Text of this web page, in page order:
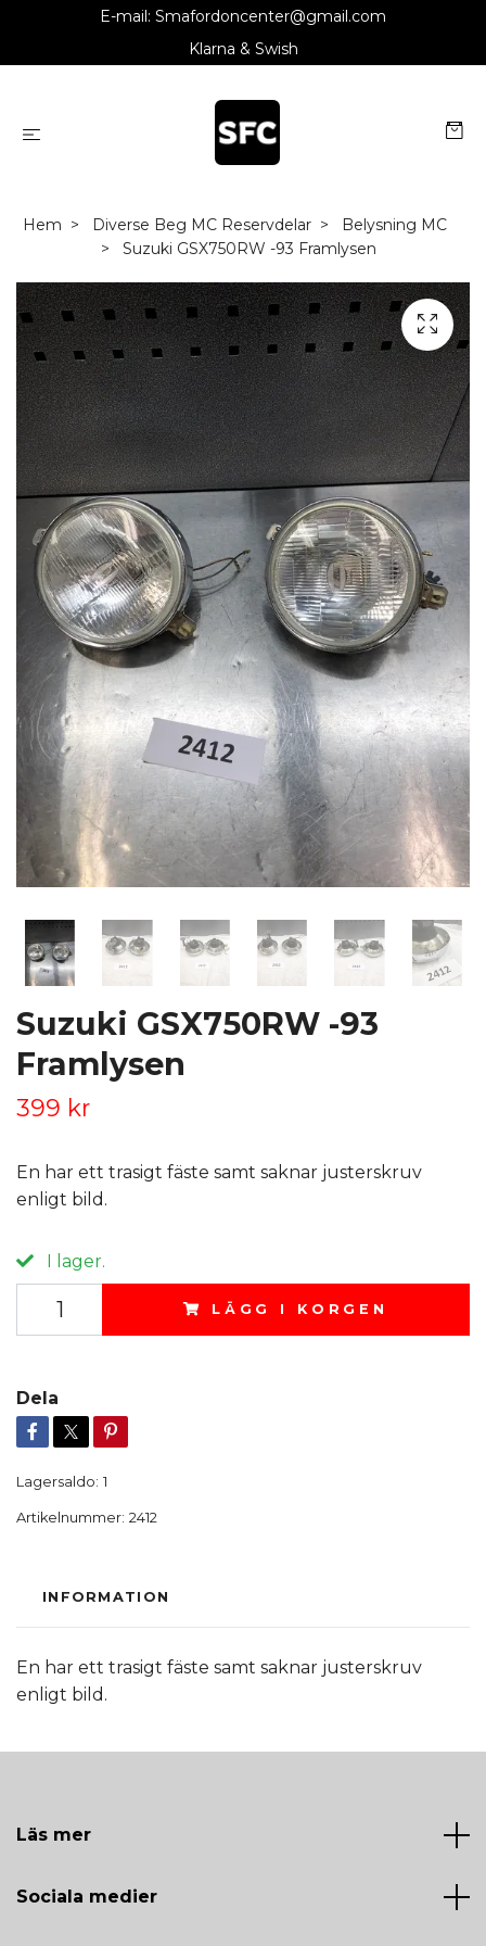
E-mail: Smafordoncenter@gmail.com
Klarna & Swish
Hem Diverse Beg MC Reservdelar
Belysning MC
Suzuki GSX750RW -93 Framlysen
Suzuki GSX750RW -93
Framlysen
399 kr
En har ett trasigt fäste samt saknar justerskruv
enligt bild.
I lager.
LÄGG I KORGEN
Dela
Lagersaldo: 1
Artikelnummer: 2412
INFORMATION
En har ett trasigt fäste samt saknar justerskruv
enligt bild.
Läs mer
Sociala medier